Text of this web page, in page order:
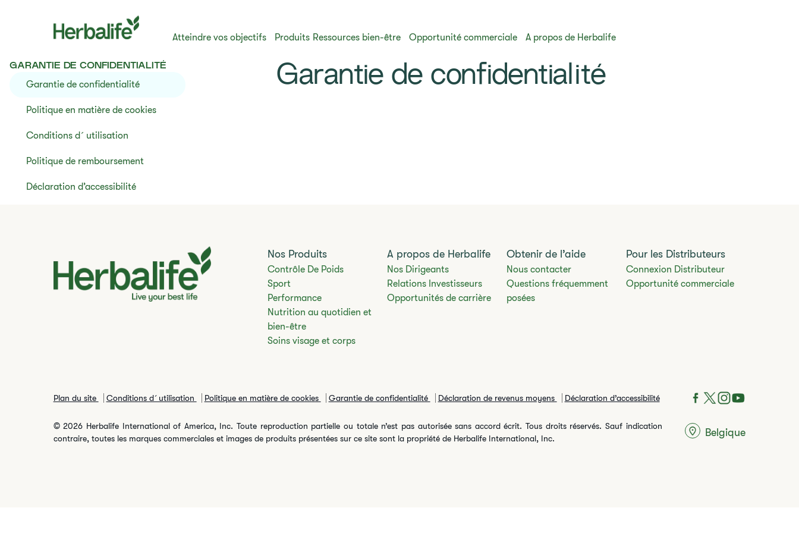
Atteindre vos objectifs Produits Ressources bien-être Opportunité commerciale A propos de Herbalife
GARANTIE DE CONFIDENTIALITÉ
Garantie de confidentialité
Politique en matière de cookies
Conditions d´utilisation
Politique de remboursement
Déclaration d’accessibilité
Garantie de confidentialité
Nos Produits
Contrôle De Poids
Sport
Performance
Nutrition au quotidien et
bien-être
Soins visage et corps
A propos de Herbalife
Nos Dirigeants
Relations Investisseurs
Opportunités de carrière
Obtenir de l’aide
Nous contacter
Questions fréquemment
posées
Pour les Distributeurs
Connexion Distributeur
Opportunité commerciale
Plan du site Conditions d´utilisation Politique en matière de cookies Garantie de confidentialité Déclaration de revenus moyens Déclaration d’accessibilité
© 2026 Herbalife International of America, Inc. Toute reproduction partielle ou totale n’est pas autorisée sans accord écrit. Tous droits réservés. Sauf indication
contraire, toutes les marques commerciales et images de produits présentées sur ce site sont la propriété de Herbalife International, Inc.
Belgique